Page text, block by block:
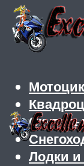
Лодки и